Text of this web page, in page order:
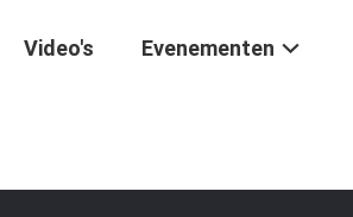
Video's Evenementen